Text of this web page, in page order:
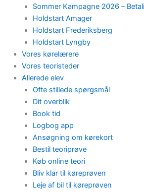
Sommer Kampagne 2026 –
Holdstart Amager
Holdstart Frederiksberg
Holdstart Lyngby
Vores kørelærere
Vores teoristeder
Allerede elev
Ofte stillede spørgsmål
Dit overblik
Book tid
Logbog app
Ansøgning om kørekort
Bestil teoriprøve
Køb online teori
Bliv klar til køreprøven
Leje af bil til køreprøven